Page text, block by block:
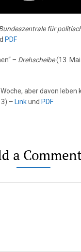
für
PDF
– Drehscheibe(13.
aber davon leben
– Linkund PDF
a